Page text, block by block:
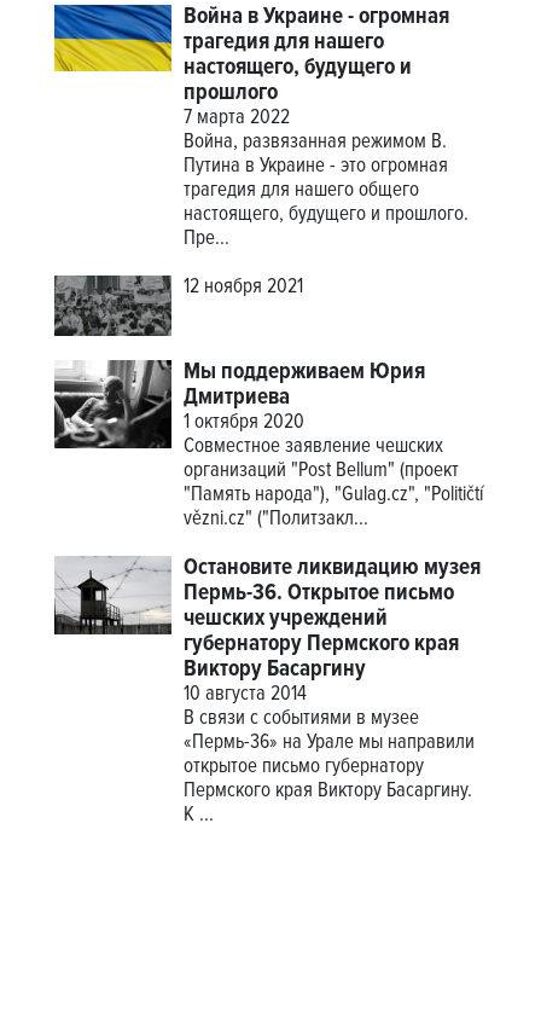
Война в Украине - огромная
трагедия для нашего
настоящего, будущего и
прошлого
7 марта 2022
Война, развязанная режимом В.
Путина в Украине - это огромная
трагедия для нашего общего
настоящего, будущего и прошлого.
Пре...
12 ноября 2021
Мы поддерживаем Юрия
Дмитриева
1 октября 2020
Совместное заявление чешских
организаций "Post Bellum" (проект
"Память народа"), "Gulag.cz", "Političtí
vězni.cz" ("Политзакл...
Остановите ликвидацию музея
Пермь-36. Открытое письмо
чешских учреждений
губернатору Пермского края
Виктору Басаргину
10 августа 2014
В связи с событиями в музее
«Пермь-36» на Урале мы направили
открытое письмо губернатору
Пермского края Виктору Басаргину.
К ...